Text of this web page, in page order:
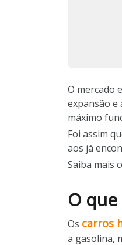
O mercado
expansão e
máximo
Foi assim
aos já
Saiba mais
O
Os carros
a gasolina,